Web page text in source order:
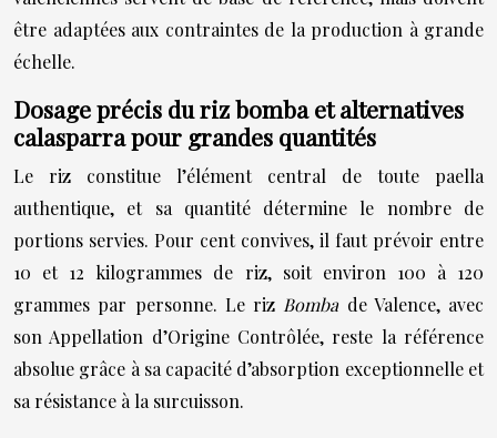
être adaptées aux contraintes de la production à grande
échelle.
Dosage précis du riz bomba et alternatives
calasparra pour grandes quantités
Le riz constitue l’élément central de toute paella
authentique, et sa quantité détermine le nombre de
portions servies. Pour cent convives, il faut prévoir entre
10 et 12 kilogrammes de riz, soit environ 100 à 120
grammes par personne. Le riz Bomba de Valence, avec
son Appellation d’Origine Contrôlée, reste la référence
absolue grâce à sa capacité d’absorption exceptionnelle et
sa résistance à la surcuisson.